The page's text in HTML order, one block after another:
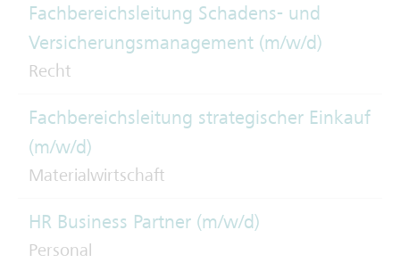
Fachbereichsleitung Schadens- und
Versicherungsmanagement (m/w/d)
Recht
Fachbereichsleitung strategischer Einkauf
(m/w/d)
Materialwirtschaft
HR Business Partner (m/w/d)
Personal